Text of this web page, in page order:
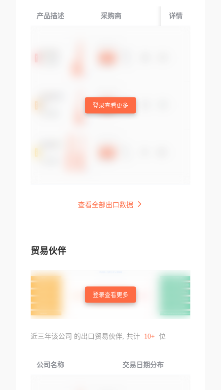
产品描述 采购商 起运国/地区
详情
登录查看更多
查看全部出口数据
贸易伙伴
登录查看更多
近三年该公司 的出口贸易伙伴, 共计 10+ 位
公司名称 交易日期分布